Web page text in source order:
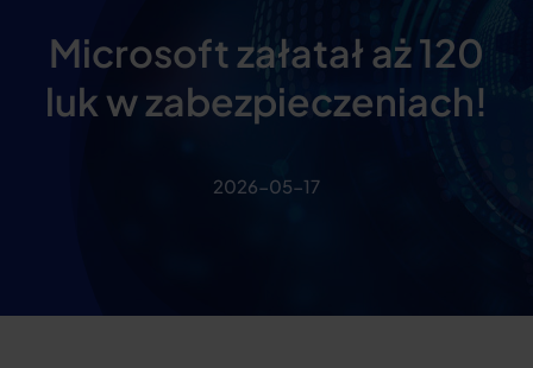
Microsoft załatał aż 120
luk w zabezpieczeniach!
2026-05-17